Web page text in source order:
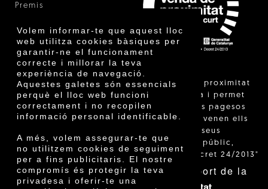
Volem informar-te que aquest lloc
web utilitza cookies bàsiques per
garantir-ne el funcionament
correcte i millorar la teva
experiència de navegació.
Aquestes galetes són essencials
perquè el lloc web funcioni
correctament i no recopilen
informació personal identificable.
A més, volem assegurar-te que
no utilitzem cookies de seguiment
per a fins publicitaris. El nostre
compromís és protegir la teva
privadesa i oferir-te una
Premis
"La venda de proximitat
està regulada i permet
identificar els pagesos
catalans que venen ells
mateixos els seus
productes al públic,
segons el Decret 24/2013"
Amb el suport de la